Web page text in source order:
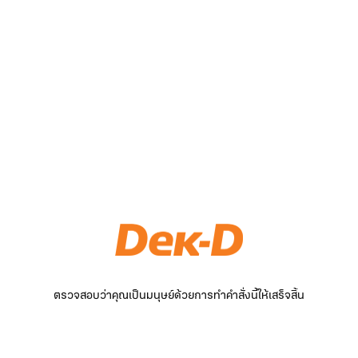
ตรวจสอบว่าคุณเป็นมนุษย์ด้วยการทำคำสั่งนี้ให้เสร็จสิ้น